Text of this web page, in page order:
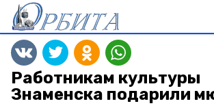
Работникам культуры
Знаменска подарили